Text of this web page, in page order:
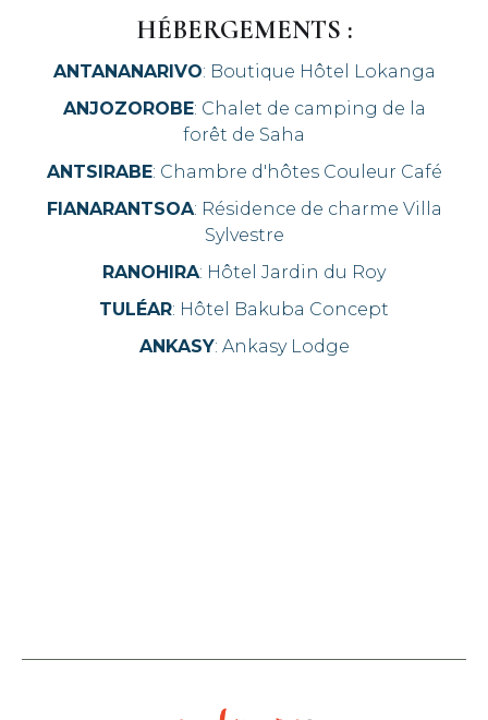
HÉBERGEMENTS :
ANTANANARIVO: Boutique Hôtel Lokanga
ANJOZOROBE: Chalet de camping de la
forêt de Saha
ANTSIRABE: Chambre d'hôtes Couleur Café
FIANARANTSOA: Résidence de charme Villa
Sylvestre
RANOHIRA: Hôtel Jardin du Roy
TULÉAR: Hôtel Bakuba Concept
ANKASY: Ankasy Lodge